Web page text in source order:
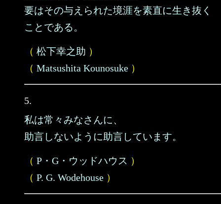
要はその与えられた境涯を素直に生き抜く
ことである。
（ 松下幸之助 ）
（ Matsushita Kounosuke ）
5.
私は常々みなさんに、
助言しないように助言しています。
（ P・G・ウッドハウス ）
（ P. G. Wodehouse ）